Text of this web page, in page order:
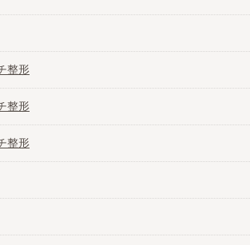
オススメの二重施術方法を解説
整形
整形
整形